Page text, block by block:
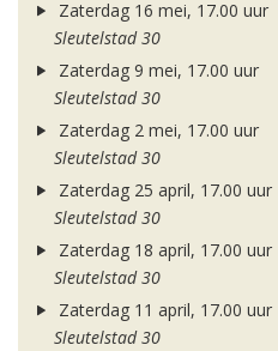
Zaterdag 16 mei, 17.00 uur
Sleutelstad 30
Zaterdag 9 mei, 17.00 uur
Sleutelstad 30
Zaterdag 2 mei, 17.00 uur
Sleutelstad 30
Zaterdag 25 april, 17.00 uur
Sleutelstad 30
Zaterdag 18 april, 17.00 uur
Sleutelstad 30
Zaterdag 11 april, 17.00 uur
Sleutelstad 30